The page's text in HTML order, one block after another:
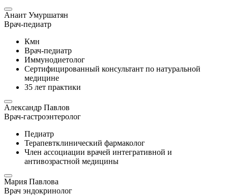
Анаит Умуршатян
Врач-педиатр
Кмн
Врач-педиатр
Иммунодиетолог
Сертифицированный консультант по натуральной
медицине
35 лет практики
Александр Павлов
Врач-гастроэнтеролог
Педиатр
Терапевтклинический фармаколог
Член ассоциации врачей интегративной и
антивозрастной медицины
Мария Павлова
Врач эндокринолог